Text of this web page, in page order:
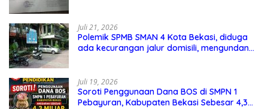
Juli 21, 2026
Polemik SPMB SMAN 4 Kota Bekasi, diduga
ada kecurangan jalur domisili, mengundang
Juli 19, 2026
Soroti Penggunaan Dana BOS di SMPN 1
Pebayuran, Kabupaten Bekasi Sebesar 4,3